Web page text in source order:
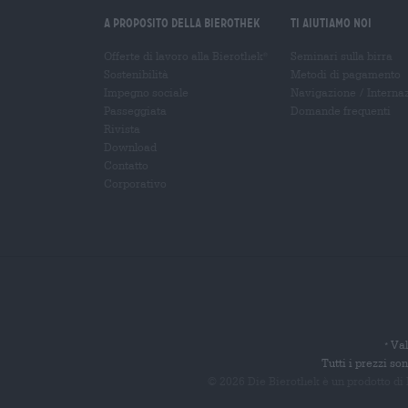
A proposito della Bierothek Ti aiutiamo noi
*
Tutti i prezzi